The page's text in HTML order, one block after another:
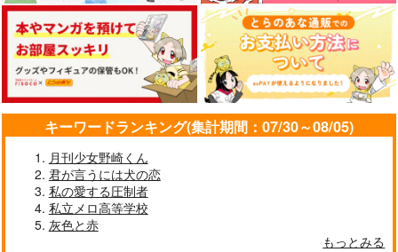
キーワードランキング(集計期間：07/30～08/05)
月刊少女野崎くん
君が言うには犬の恋
私の愛する圧制者
私立メロ高等学校
灰色と赤
もっとみる